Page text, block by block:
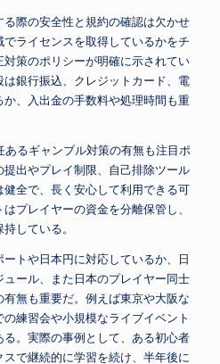
る際の安全性と規約の確認は欠かせ
ライセンスを取得しているかをチ
策のポリシーが明確に示されてい
銀行振込、クレジットカード、電
、入出金の手数料や処理時間も重
あるギャンブル対策の有無も注目ポ
出やプレイ制限、自己排除ツール
全で、長く安心して利用できる可
プレイヤーの資金を分離保管し、
している。
トや日本円に対応しているか、日
ール、また日本のプレイヤー同士
無も重要だ。例えば東京や大阪な
練習会や小規模なライブイベント
。実際の事例として、ある初心者
で継続的に学習を続け、半年後に